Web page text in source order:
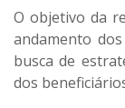
O objetivo da
andamento
busca de
dos